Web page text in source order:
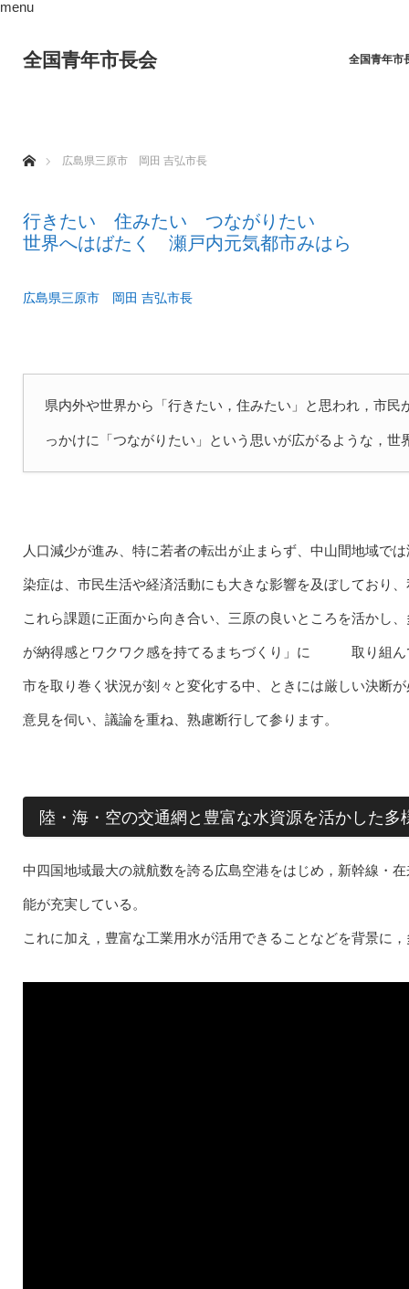
全国青年市長会 全国青年市
menu
広島県三原市 岡田 吉弘市長
行きたい 住みたい つながりたい
世界へはばたく 瀬戸内元気都市みはら
広島県三原市 岡田 吉弘市長
県内外や世界から「行きたい，住みたい」と思われ，市
っかけに「つながりたい」という思いが広がるような，
人口減少が進み、特に若者の転出が止まらず、中山間地域で
染症は、市民生活や経済活動にも大きな影響を及ぼしており
これら課題に正面から向き合い、三原の良いところを活かし
が納得感とワクワク感を持てるまちづくり」に 取り組ん
市を取り巻く状況が刻々と変化する中、ときには厳しい決断
意見を伺い、議論を重ね、熟慮断行して参ります。
陸・海・空の交通網と豊富な水資源を活かした多
中四国地域最大の就航数を誇る広島空港をはじめ，新幹線・
能が充実している。
これに加え，豊富な工業用水が活用できることなどを背景に